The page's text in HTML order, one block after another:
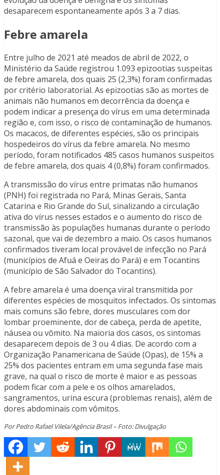
desaparecem espontaneamente após 3 a 7 dias.
Febre amarela
Entre julho de 2021 até meados de abril de 2022, o
Ministério da Saúde registrou 1.093 epizootias suspeitas
de febre amarela, dos quais 25 (2,3%) foram confirmadas
por critério laboratorial. As epizootias são as mortes de
animais não humanos em decorrência da doença e
podem indicar a presença do vírus em uma determinada
região e, com isso, o risco de contaminação de humanos.
Os macacos, de diferentes espécies, são os principais
hospedeiros do vírus da febre amarela. No mesmo
período, foram notificados 485 casos humanos suspeitos
de febre amarela, dos quais 4 (0,8%) foram confirmados.
A transmissão do vírus entre primatas não humanos
(PNH) foi registrada no Pará, Minas Gerais, Santa
Catarina e Rio Grande do Sul, sinalizando a circulação
ativa do vírus nesses estados e o aumento do risco de
transmissão às populações humanas durante o período
sazonal, que vai de dezembro a maio. Os casos humanos
confirmados tiveram local provável de infecção no Pará
(municípios de Afuá e Oeiras do Pará) e em Tocantins
(município de São Salvador do Tocantins).
A febre amarela é uma doença viral transmitida por
diferentes espécies de mosquitos infectados. Os sintomas
mais comuns são febre, dores musculares com dor
lombar proeminente, dor de cabeça, perda de apetite,
náusea ou vômito. Na maioria dos casos, os sintomas
desaparecem depois de 3 ou 4 dias. De acordo com a
Organização Panamericana de Saúde (Opas), de 15% a
25% dos pacientes entram em uma segunda fase mais
grave, na qual o risco de morte é maior e as pessoas
podem ficar com a pele e os olhos amarelados,
sangramentos, urina escura (problemas renais), além de
dores abdominais com vômitos.
Por Pedro Rafael Vilela/Agência Brasil – Foto: Divulgação